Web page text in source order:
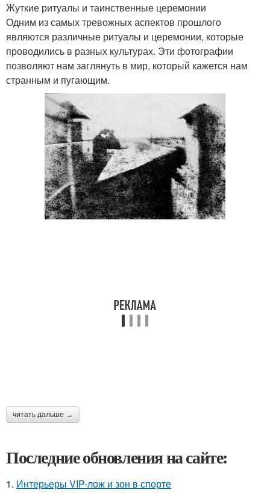
Жуткие ритуалы и таинственные церемонии
Одним из самых тревожных аспектов прошлого
являются различные ритуалы и церемонии, которые
проводились в разных культурах. Эти фотографии
позволяют нам заглянуть в мир, который кажется нам
странным и пугающим.
читать дальше →
Последние обновления на сайте:
1. Интерьеры VIP-лож и зон в спорте